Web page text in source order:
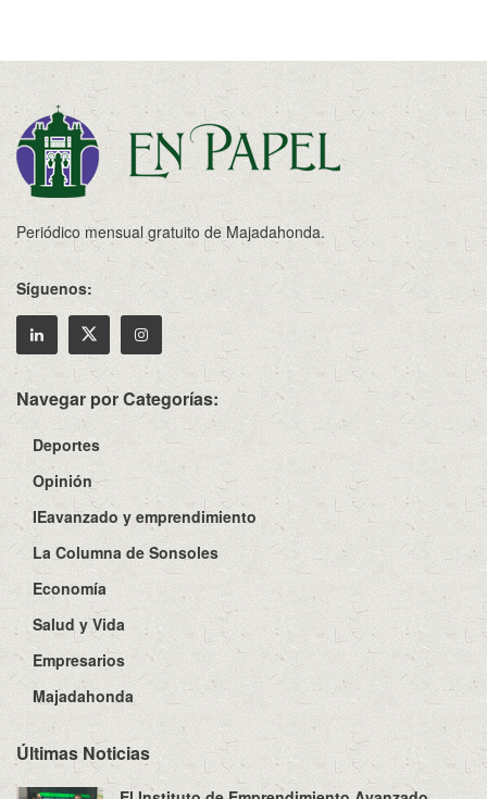
Periódico mensual gratuito de Majadahonda.
Síguenos:
Navegar por Categorías:
Deportes
Opinión
IEavanzado y emprendimiento
La Columna de Sonsoles
Economía
Salud y Vida
Empresarios
Majadahonda
Últimas Noticias